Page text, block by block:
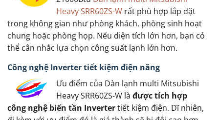
Heavy SRR60ZS-W rất phù hợp lắp đặt
trong không gian như phòng khách, phòng sinh hoạt
chung hoặc phòng họp. Nếu diện tích lớn hơn, bạn có
thể cân nhắc lựa chọn công suất lạnh lớn hơn.
Công nghệ Inverter tiết kiệm điện năng
Ưu điểm của Dàn lạnh multi Mitsubishi
Heavy SRR60ZS-W là được tích hợp
công nghệ biến tần Invertertiết kiệm điện. Dĩ nhiên,